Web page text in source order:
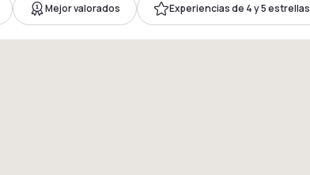
Mejor valorados Experiencias de 4 y 5 estrellas